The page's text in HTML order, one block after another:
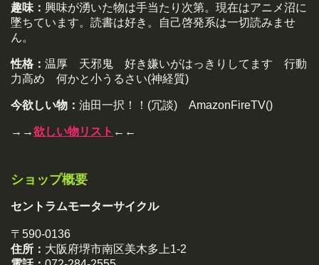
趣味： 興味が湧いた物は手当たり次第。現在はアニメ沼に
墜ちています。読書は好き。自己啓発系は一切読みませ
ん。
性格： 温厚 天邪鬼 好き嫌いがはっきりしてます 行動
力高め 何かと小うるさい(神経質)
今欲しい物： 油田一択！！(冗談) AmazonFireTV()
→→欲しい物リスト ←←
ショップ概要
セントラムモーターサイクル
〒590-0136
住所： 大阪府堺市南区美木多上1-2